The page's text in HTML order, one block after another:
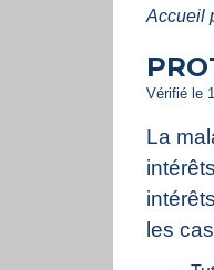
Accueil
Vérifié le
La
les